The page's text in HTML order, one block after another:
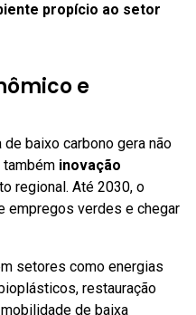
propício ao setor
e
baixo carbono gera não
inovação
regional. Até 2030, o
empregos verdes e chegar
setores como energias
restauração
de baixa